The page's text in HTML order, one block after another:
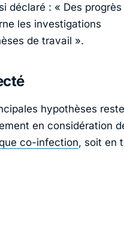
déclaré : « Des progrès
les investigations
de travail ».
hypothèses
en considération
co-infection, soit en